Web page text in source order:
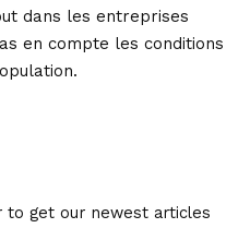
dans les entreprises
en compte les conditions
get our newest articles